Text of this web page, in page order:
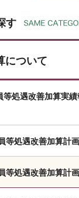
す
について
等処遇改善加算実
等処遇改善加算計
等処遇改善加算計